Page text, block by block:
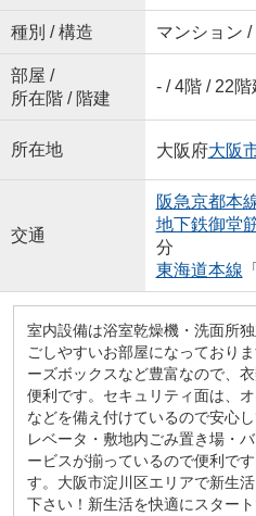
種別 / 構造 マンション
部屋 /
所在階 / 階建
- / 4階 / 22階
所在地 大阪府大阪
交通
阪急京都本
地下鉄御堂
分
東海道本線 「
室内設備は浴室乾燥機・洗面所
ごしやすいお部屋になっており
ーズボックスなど豊富なので、
便利です。セキュリティ面は、
などを備え付けているので安心
レベータ・敷地内ごみ置き場・
ービスが揃っているので便利で
す。大阪市淀川区エリアで新生
下さい！新生活を快適にスター